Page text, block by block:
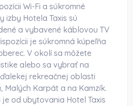
Wi-Fi a súkromné
izby Hotela Taxis sú
a vybavené káblovou TV
je súkromná kúpeľňa
V okolí sa môžete
alebo sa vybrať na
rekreačnej oblasti
Malých Karpát a na Kamzík.
od ubytovania Hotel Taxis